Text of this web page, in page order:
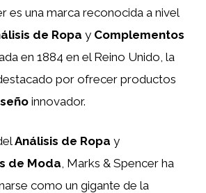
es una marca reconocida a nivel
de Ropa y Complementos
en 1884 en el Reino Unido, la
por ofrecer productos
innovador.
Análisis de Ropa y
de Moda, Marks & Spencer ha
como un gigante de la